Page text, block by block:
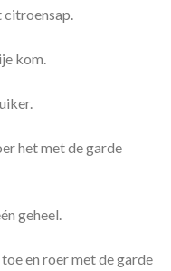
kom.
het met de garde
geheel.
en roer met de garde